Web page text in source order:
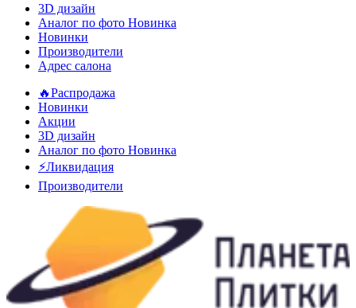
3D дизайн
Аналог по фото Новинка
Новинки
Производители
Адрес салона
🔥Распродажа
Новинки
Акции
3D дизайн
Аналог по фото Новинка
⚡Ликвидация
Производители